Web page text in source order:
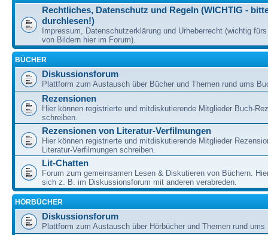
Rechtliches, Datenschutz und Regeln (WICHTIG -
durchlesen!)
Impressum, Datenschutzerklärung und Urheberrecht (wichtig
von Bildern hier im Forum).
BÜCHER
Diskussionsforum
Plattform zum Austausch über Bücher und Themen rund ums
Rezensionen
Hier können registrierte und mitdiskutierende Mitglieder Buch-
schreiben.
Rezensionen von Literatur-Verfilmungen
Hier können registrierte und mitdiskutierende Mitglieder
Literatur-Verfilmungen schreiben.
Lit-Chatten
Forum zum gemeinsamen Lesen & Diskutieren von Büchern.
sich z. B. im Diskussionsforum mit anderen verabreden.
HÖRBÜCHER
Diskussionsforum
Plattform zum Austausch über Hörbücher und Themen rund ums